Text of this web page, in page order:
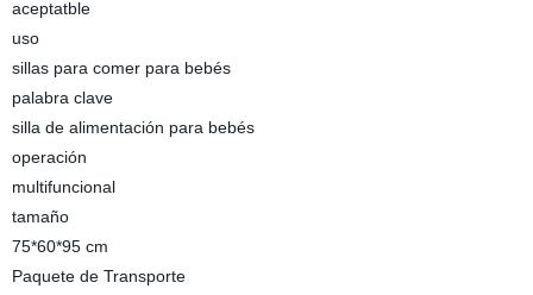
aceptatble
uso
sillas para comer para bebés
palabra clave
silla de alimentación para bebés
operación
multifuncional
tamaño
75*60*95 cm
Paquete de Transporte